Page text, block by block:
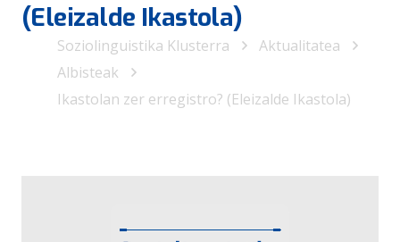
(Eleizalde Ikastola)
Soziolinguistika Klusterra
Aktualitatea
Albisteak
Ikastolan zer erregistro? (Eleizalde Ikastola)